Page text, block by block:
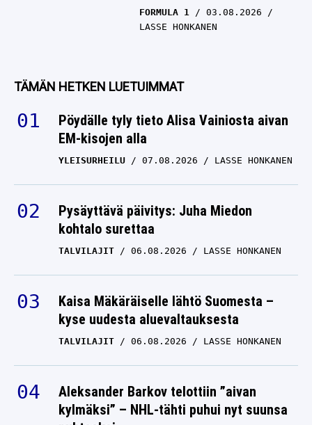
FORMULA 1
03.08.2026
LASSE HONKANEN
TÄMÄN HETKEN LUETUIMMAT
Pöydälle tyly tieto Alisa Vainiosta aivan
EM-kisojen alla
YLEISURHEILU 07.08.2026 LASSE HONKANEN
Pysäyttävä päivitys: Juha Miedon
kohtalo surettaa
TALVILAJIT 06.08.2026 LASSE HONKANEN
Kaisa Mäkäräiselle lähtö Suomesta –
kyse uudesta aluevaltauksesta
TALVILAJIT 06.08.2026 LASSE HONKANEN
Aleksander Barkov telottiin ”aivan
kylmäksi” – NHL-tähti puhui nyt suunsa